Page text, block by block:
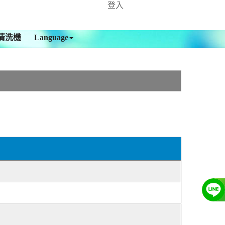
登入
洗機 Language